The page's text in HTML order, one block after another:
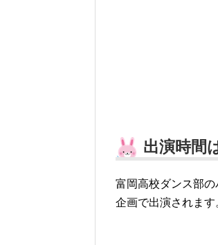
出演時間
富岡高校ダンス部の
企画で出演されます